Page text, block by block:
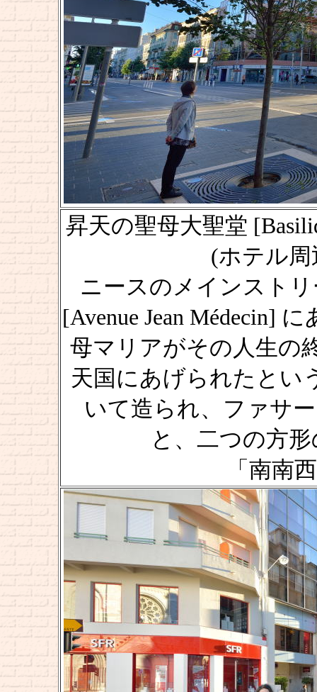
昇天の聖母大聖堂
(ホテル周
ニースのメインスト
[Avenue Jean Médecin]
母マリアがその人生の
天国にあげられたとい
いて造られ、ファサ
と、二つの方
「南南